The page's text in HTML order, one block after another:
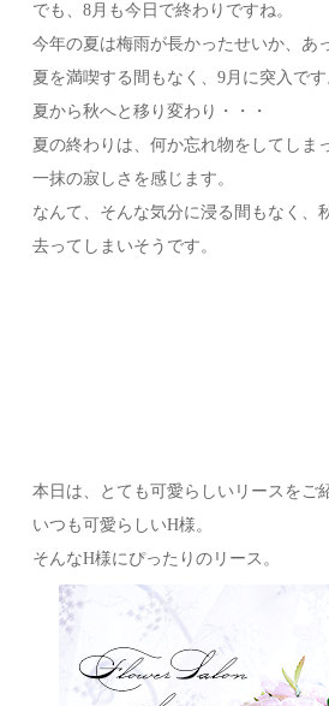
でも、8月も今日で終わりですね。
今年の夏は梅雨が長かったせいか、あ
夏を満喫する間もなく、9月に突入です
夏から秋へと移り変わり・・・
夏の終わりは、何か忘れ物をしてしま
一抹の寂しさを感じます。
なんて、そんな気分に浸る間もなく、
去ってしまいそうです。
本日は、とても可愛らしいリースをご
いつも可愛らしいH様。
そんなH様にぴったりのリース。